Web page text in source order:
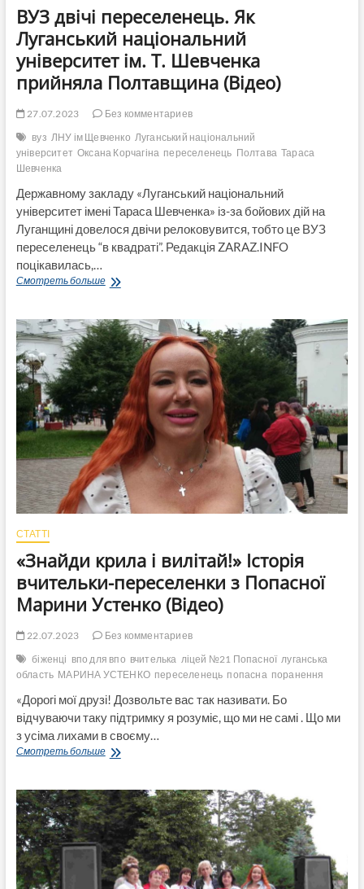
Історія
переселенки
з
Слов’янська
логопеда
Козинець
ВУЗ двічі переселенець. Як
Луганський національний
університет ім. Т. Шевченка
прийняла Полтавщина (Відео)
27.07.2023
Без комментариев
вуз ЛНУ ім Щевченко Луганський національний
університет Оксана Корчагіна переселенець Полтава Тараса
Шевченка
Державному закладу «Луганський національний
університет імені Тараса Шевченка» із-за бойових дій на
Луганщині довелося двічи релоковувится, тобто це ВУЗ
переселенець “в квадраті”. Редакція ZARAZ.INFO
поцікавилась,…
Смотреть большеВУЗ
Як
Луганський
національний
університет
ім.
Т.
Шевченка
прийняла
Полтавщина
(Відео)
СТАТТІ
«Знайди крила і вилітай!» Історія
вчительки-переселенки з Попасної
Марини Устенко (Відео)
22.07.2023
Без комментариев
біженці впо для впо вчителька ліцей №21 Попасної луганська
область МАРИНА УСТЕНКО переселенець попасна поранення
«Дорогі мої друзі! Дозвольте вас так називати. Бо
відчуваючи таку підтримку я розуміє, що ми не самі . Що ми
з усіма лихами в своєму…
Смотреть больше«Знайди
вилітай!»
Історія
вчительки-
переселенки
з
Попасної
Марини